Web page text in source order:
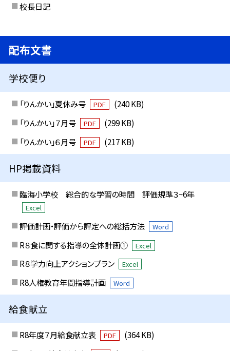
校長日記
配布文書
学校便り
「りんかい」夏休み号 PDF
(240 KB)
「りんかい」７月号
PDF
(299 KB)
「りんかい」６月号
PDF (217 KB)
HP掲載資料
臨海小学校 総合的な学習の時間 評価規準３~6年
Excel
評価計画・評価から評定への総括方法 Word
R８食に関する指導の全体計画① Excel
R８学力向上アクションプラン Excel
R8人権教育年間指導計画 Word
給食献立
R8年度７月給食献立表 PDF
(364 KB)